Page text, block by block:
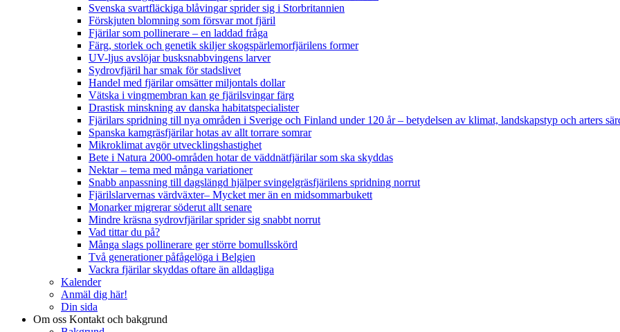
Svenska svartfläckiga blåvingar sprider sig i Storbritannien
Förskjuten blomning som försvar mot fjäril
Fjärilar som pollinerare – en laddad fråga
Färg, storlek och genetik skiljer skogspärlemorfjärilens former
UV-ljus avslöjar busksnabbvingens larver
Sydrovfjäril har smak för stadslivet
Handel med fjärilar omsätter miljontals dollar
Vätska i vingmembran kan ge fjärilsvingar färg
Drastisk minskning av danska habitatspecialister
Fjärilars spridning till nya områden i Sverige och Finland under 120 år– betydelsen av klimat, landskapstyp och arters
Spanska kamgräsfjärilar hotas av allt torrare somrar
Mikroklimat avgör utvecklingshastighet
Bete i Natura 2000-områden hotar de väddnätfjärilar som ska skyddas
Nektar – tema med många variationer
Snabb anpassning till dagslängd hjälper svingelgräsfjärilens spridning norrut
Fjärilslarvernas värdväxter– Mycket mer än en midsommarbukett
Monarker migrerar söderut allt senare
Mindre kräsna sydrovfjärilar sprider sig snabbt norrut
Vad tittar du på?
Många slags pollinerare ger större bomullsskörd
Två generationer påfågelöga i Belgien
Vackra fjärilar skyddas oftare än alldagliga
Kalender
Anmäl dig här!
Din sida
Om oss Kontakt och bakgrund